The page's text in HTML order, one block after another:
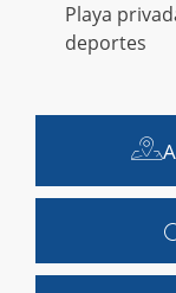
Playa
deportes